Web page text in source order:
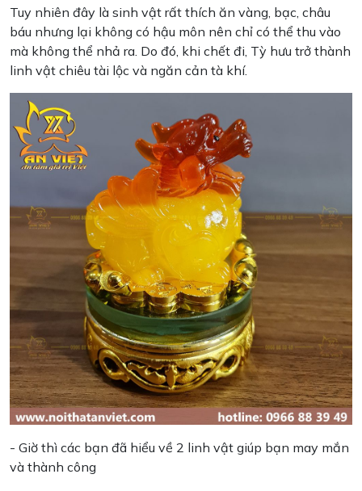
Tuy nhiên đây là sinh vật rất thích ăn vàng, bạc, châu
báu nhưng lại không có hậu môn nên chỉ có thể thu vào
mà không thể nhả ra. Do đó, khi chết đi, Tỳ hưu trở thành
linh vật chiêu tài lộc và ngăn cản tà khí.
- Giờ thì các bạn đã hiểu về 2 linh vật giúp bạn may mắn
và thành công